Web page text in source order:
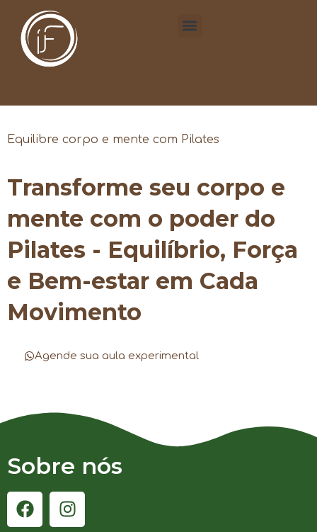
Equilibre corpo e mente com Pilates
Transforme seu corpo e
mente com o poder do
Pilates - Equilíbrio, Força
e Bem-estar em Cada
Movimento
Agende sua aula experimental
Sobre nós